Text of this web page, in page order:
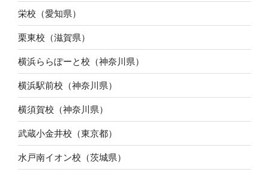
栄校（愛知県）
栗東校（滋賀県）
横浜ららぽーと校（神奈川県）
横浜駅前校（神奈川県）
横須賀校（神奈川県）
武蔵小金井校（東京都）
水戸南イオン校（茨城県）